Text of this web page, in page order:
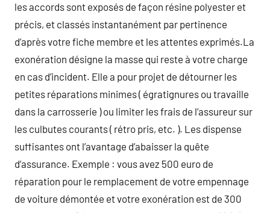
les accords sont exposés de façon résine polyester et
précis, et classés instantanément par pertinence
d’après votre fiche membre et les attentes exprimés.La
exonération désigne la masse qui reste à votre charge
en cas d’incident. Elle a pour projet de détourner les
petites réparations minimes ( égratignures ou travaille
dans la carrosserie ) ou limiter les frais de l’assureur sur
les culbutes courants ( rétro pris, etc. ). Les dispense
suffisantes ont l’avantage d’abaisser la quête
d’assurance. Exemple : vous avez 500 euro de
réparation pour le remplacement de votre empennage
de voiture démontée et votre exonération est de 300